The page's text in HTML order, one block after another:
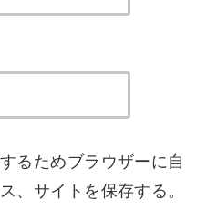
るためブラウザーに自
、サイトを保存する。